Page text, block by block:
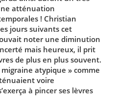
atténuation
! Christian
jours suivants cet
noter une diminution
mais heureux, il prit
de plus en plus souvent.
atypique » comme
voire
à pincer ses lèvres